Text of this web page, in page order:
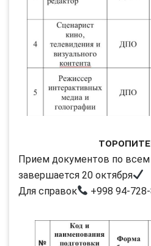
Прием документов по
завершается 20 октября
Для справок
+998 94-